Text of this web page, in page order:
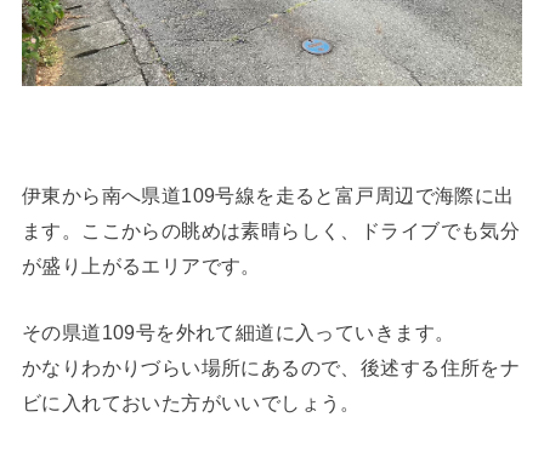
伊東から南へ県道109号線を走ると富戸周辺で海際に出
ます。ここからの眺めは素晴らしく、ドライブでも気分
が盛り上がるエリアです。
その県道109号を外れて細道に入っていきます。
かなりわかりづらい場所にあるので、後述する住所をナ
ビに入れておいた方がいいでしょう。